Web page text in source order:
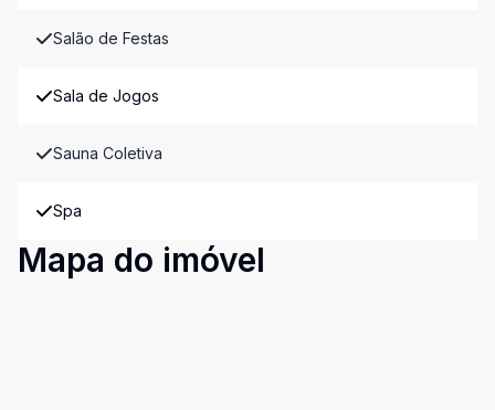
Salão de Festas
Sala de Jogos
Sauna Coletiva
Spa
Mapa do imóvel